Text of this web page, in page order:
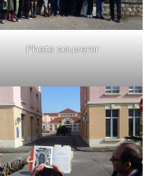
Photo souvenir